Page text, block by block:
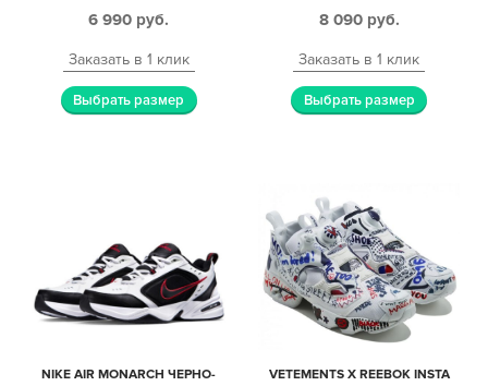
6 990 руб.
Заказать в 1 клик
Выбрать размер
8 090 руб.
Заказать в 1 клик
Выбрать размер
NIKE AIR MONARCH ЧЕРНО-
VETEMENTS X REEBOK INSTA